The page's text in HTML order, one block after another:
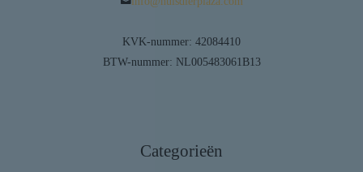
KVK-nummer: 42084410
BTW-nummer: NL005483061B13
Categorieën